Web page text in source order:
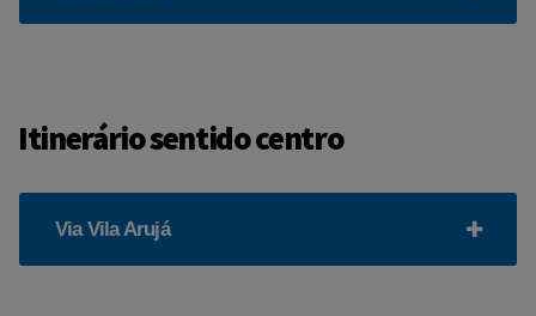
Itinerário sentido centro
Via Vila Arujá